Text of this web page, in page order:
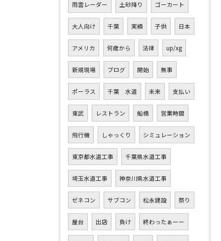
雨雲レーダー 土砂降り ゴーカート
大人向け 千葉 実績 子供 日本
アメリカ 何歳から 法律 up/xg
新規現場 ブログ 開始 無事
ポーラス 千葉 水道 未来 支払い
東武 レストラン 船橋 営業時間
飛行機 しゃっくり シミュレーション
東京都水道工事 千葉県水道工事
埼玉水道工事 神奈川県水道工事
ゼネコン サブコン 松永建設 祭り
屋台 出店 負け 終わったぁーー